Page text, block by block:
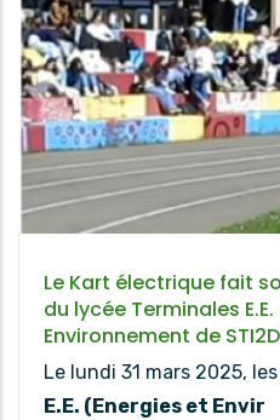
Le Kart électrique fait
du lycée Terminales
Environnement de
Le lundi 31 mars 2025,
E.E. (Energies et Envir